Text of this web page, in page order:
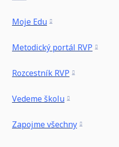
Moje Edu
Metodický portál RVP
Rozcestník RVP
Vedeme školu
Zapojme všechny